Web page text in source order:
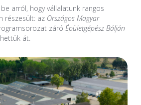
arról, hogy vállalatunk rangos
részesült: az Országos Magyar
záró Épületgépész Bálján
át.